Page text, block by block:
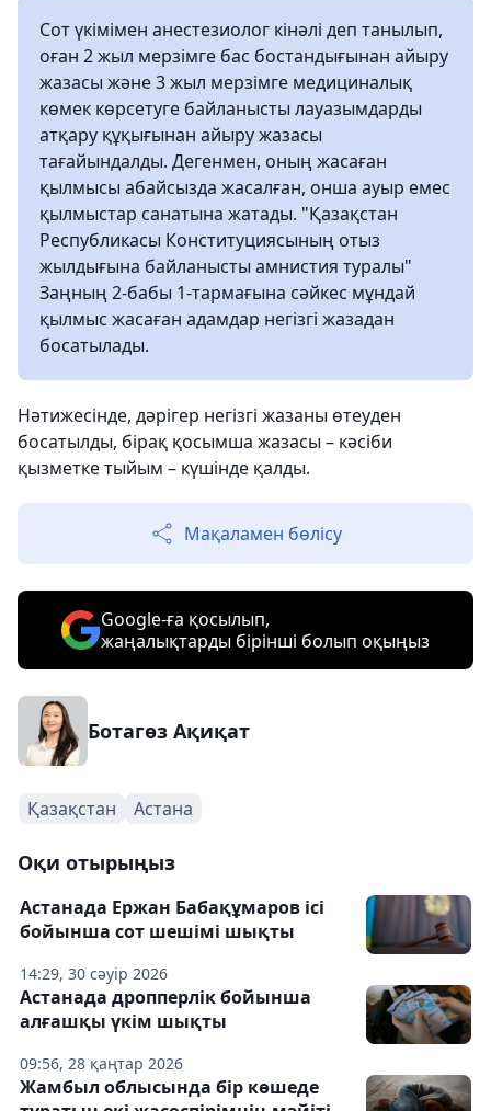
Сот үкімімен анестезиолог кінәлі деп танылып,
оған 2 жыл мерзімге бас бостандығынан айыру
жазасы және 3 жыл мерзімге медициналық
көмек көрсетуге байланысты лауазымдарды
атқару құқығынан айыру жазасы
тағайындалды. Дегенмен, оның жасаған
қылмысы абайсызда жасалған, онша ауыр емес
қылмыстар санатына жатады. "Қазақстан
Республикасы Конституциясының отыз
жылдығына байланысты амнистия туралы"
Заңның 2-бабы 1-тармағына сәйкес мұндай
қылмыс жасаған адамдар негізгі жазадан
босатылады.
Нәтижесінде, дәрігер негізгі жазаны өтеуден
босатылды, бірақ қосымша жазасы – кәсіби
қызметке тыйым – күшінде қалды.
Мақаламен бөлісу
Google-ға қосылып,
жаңалықтарды бірінші болып оқыңыз
Ботагөз Ақиқат
Қазақстан Астана
Оқи отырыңыз
14:29, 30 сәуір 2026
Астанада Ержан Бабақұмаров ісі
бойынша сот шешімі шықты
09:56, 28 қаңтар 2026
Астанада дропперлік бойынша
алғашқы үкім шықты
Жамбыл облысында бір көшеде